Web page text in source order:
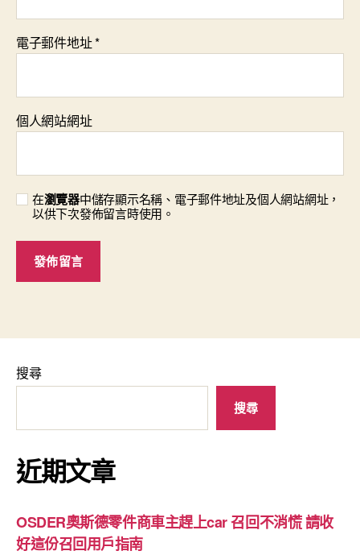
電子郵件地址*
個人網站網址
在瀏覽器中儲存顯示名稱、電子郵件地址及個人網站網址，
以供下次發佈留言時使用。
搜尋
搜尋
近期文章
OSDER奧斯德零件商車主趕上car 召回不消慌 請收
好這份召回用戶指南